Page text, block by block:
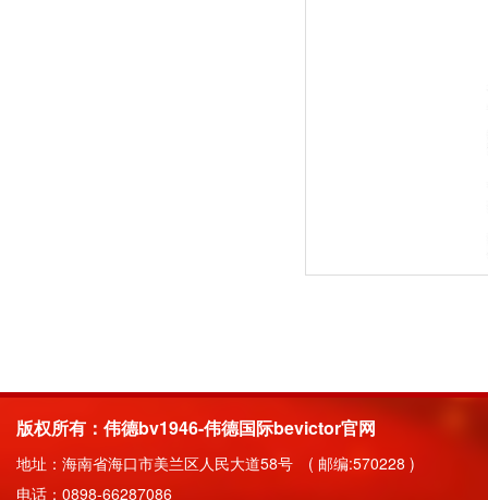
版权所有：伟德bv1946-伟德国际bevictor官网
地址：海南省海口市美兰区人民大道58号 ( 邮编:570228 )
电话：0898-66287086